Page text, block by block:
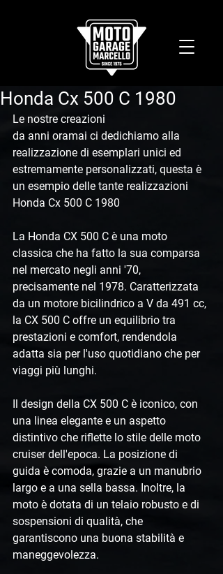
Honda Cx 500 C 1980
Le nostre creazioni
da anni oramai ci dedichiamo alla
realizzazione di esemplari unici ed
estremamente personalizzati, questa è
un esempio delle tante realizzazioni
Honda Cx 500 C 1980
La Honda CX 500 C è una moto
classica che ha fatto la sua comparsa
nel mercato negli anni '70,
precisamente nel 1978. Caratterizzata
da un motore bicilindrico a V da 491 cc,
la CX 500 C offre un equilibrio tra
prestazioni e comfort, rendendola
adatta sia per l'uso quotidiano che per
viaggi più lunghi.
Il design della CX 500 C è iconico, con
una linea elegante e un aspetto
distintivo che riflette lo stile delle moto
cruiser dell'epoca. La posizione di
guida è comoda, grazie a un manubrio
largo e a una sella bassa. Inoltre, la
moto è dotata di un telaio robusto e di
sospensioni di qualità, che
garantiscono una buona stabilità e
maneggevolezza.